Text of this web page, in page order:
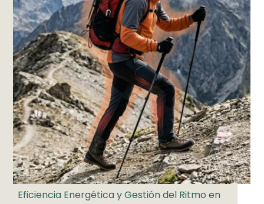
Eficiencia Energética y Gestión del Ritmo en